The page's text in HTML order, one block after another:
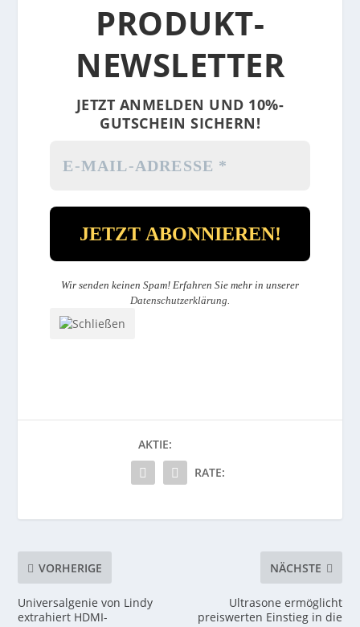
PRODUKT-
NEWSLETTER
JETZT ANMELDEN UND 10%-
GUTSCHEIN SICHERN!
Wir senden keinen Spam! Erfahren Sie mehr in unserer
Datenschutzerklärung.
AKTIE:
RATE:
VORHERIGE
Universalgenie von Lindy
extrahiert HDMI-
NÄCHSTE
Ultrasone ermöglicht
preiswerten Einstieg in die